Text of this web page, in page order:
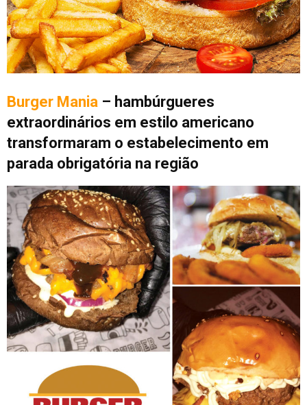
Burger Mania – hambúrgueres
extraordinários em estilo americano
transformaram o estabelecimento em
parada obrigatória na região